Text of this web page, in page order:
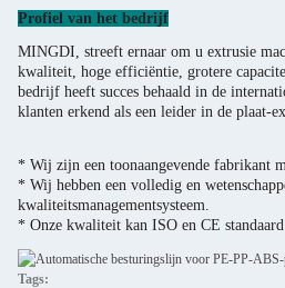
Profiel van het bedrijf
MINGDI, streeft ernaar om u extrusie
kwaliteit, hoge efficiëntie, grotere
bedrijf heeft succes behaald in de
klanten erkend als een leider in de plaat-
* Wij zijn een toonaangevende fabrikant
* Wij hebben een volledig en
kwaliteitsmanagementsysteem.
* Onze kwaliteit kan ISO en CE standaard
Tags: